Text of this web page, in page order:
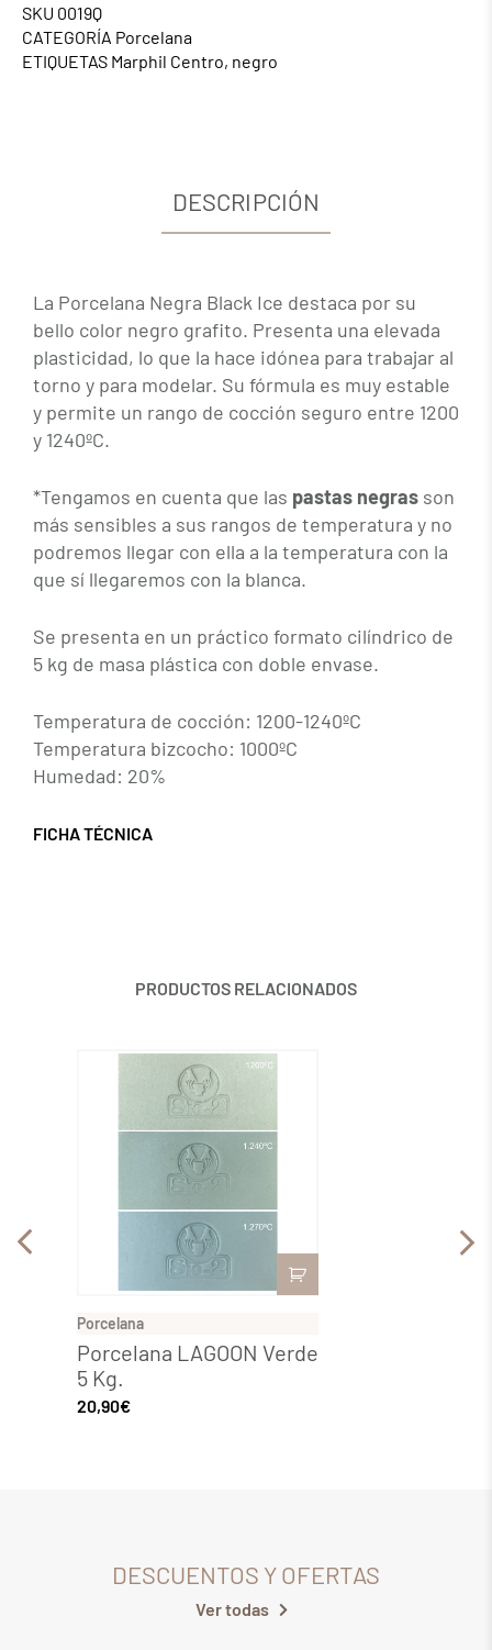
SKU 0019Q
CATEGORÍA Porcelana
ETIQUETAS Marphil Centro, negro
DESCRIPCIÓN
La Porcelana Negra Black Ice destaca por su
bello color negro grafito. Presenta una elevada
plasticidad, lo que la hace idónea para trabajar al
torno y para modelar. Su fórmula es muy estable
y permite un rango de cocción seguro entre 1200
y 1240ºC.
*Tengamos en cuenta que las pastas negras son
más sensibles a sus rangos de temperatura y no
podremos llegar con ella a la temperatura con la
que sí llegaremos con la blanca.
Se presenta en un práctico formato cilíndrico de
5 kg de masa plástica con doble envase.
Temperatura de cocción: 1200-1240ºC
Temperatura bizcocho: 1000ºC
Humedad: 20%
FICHA TÉCNICA
PRODUCTOS RELACIONADOS
Porcelana
Porcelana LAGOON Verde
5 Kg.
20,90€
DESCUENTOS Y OFERTAS
Ver todas